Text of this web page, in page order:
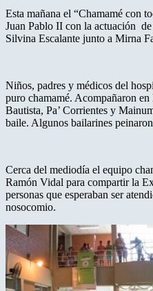
Esta mañana el “Chamamé con
Juan Pablo II con la actuación
Silvina Escalante junto a Mirna
Niños, padres y médicos del
puro chamamé. Acompañaron
Bautista, Pa’ Corrientes y
baile. Algunos bailarines
Cerca del mediodía el equipo
Ramón Vidal para compartir la
personas que esperaban ser
nosocomio.